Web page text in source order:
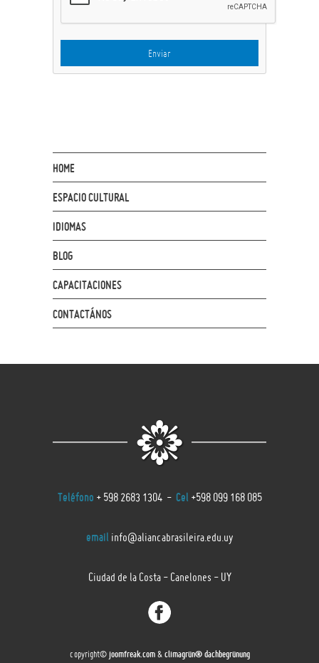
HOME
ESPACIO CULTURAL
IDIOMAS
BLOG
CAPACITACIONES
CONTACTÁNOS
Teléfono + 598 2683 1304 - Cel +598 099 168 085
email info@aliancabrasileira.edu.uy
Ciudad de la Costa - Canelones - UY
copyright© joomfreak.com& climagrün® dachbegrünung